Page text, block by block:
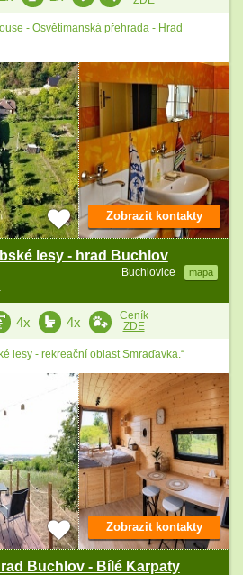
- Osvětimanská přehrada - Hrad
lesy - hrad Buchlov
Buchlovice mapa
Zobrazit kontakty
4x 4x
Ceník
ZDE
lesy - rekreační oblast Smraďavka.“
Buchlov - Bílé Karpaty
Zobrazit kontakty